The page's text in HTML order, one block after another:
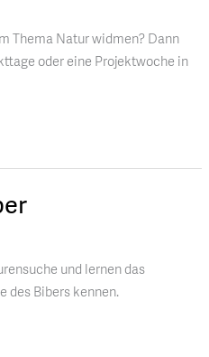
Thema Natur widmen? Dann
oder eine Projektwoche in
und lernen das
des Bibers kennen.